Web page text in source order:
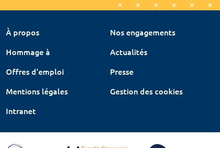
À propos
Nos engagements
Hommage à
Actualités
Offres d'emploi
Presse
Mentions légales
Gestion des cookies
Intranet